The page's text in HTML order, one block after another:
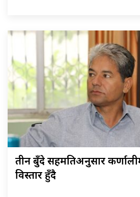
तीन बुँदे सहमतिअनुसार
विस्तार हुँदै